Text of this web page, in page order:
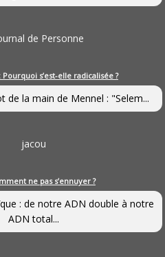
de Personne
Pourquoi s’est-elle radicalisée ?
de la main de Mennel : "Selem...
jacou
ne pas s’ennuyer ?
: de notre ADN double à notre
ADN total...